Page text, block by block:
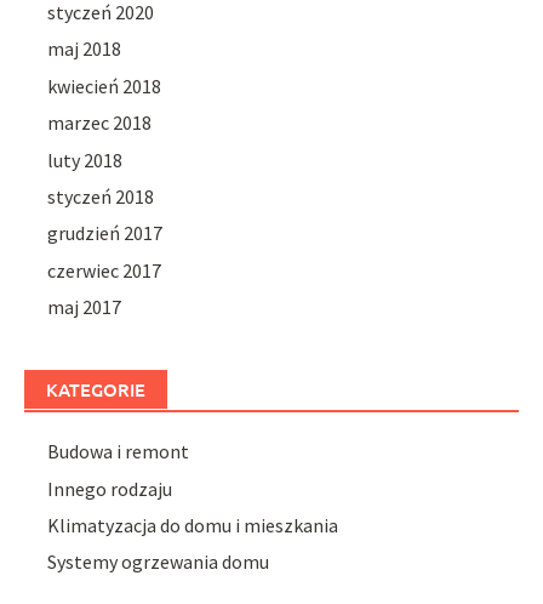
styczeń 2020
maj 2018
kwiecień 2018
marzec 2018
luty 2018
styczeń 2018
grudzień 2017
czerwiec 2017
maj 2017
KATEGORIE
Budowa i remont
Innego rodzaju
Klimatyzacja do domu i mieszkania
Systemy ogrzewania domu